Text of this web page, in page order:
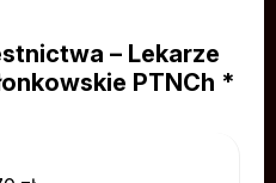
– Lekarze
PTNCh *